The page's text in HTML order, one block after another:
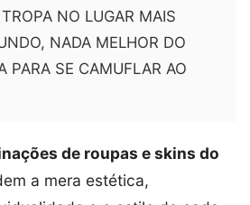
NO LUGAR MAIS
NADA MELHOR DO
PARA SE CAMUFLAR AO
de roupas e skins do
a mera estética,